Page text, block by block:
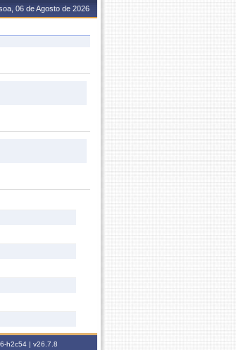
06 de Agosto de 2026
h2c54 | v26.7.8